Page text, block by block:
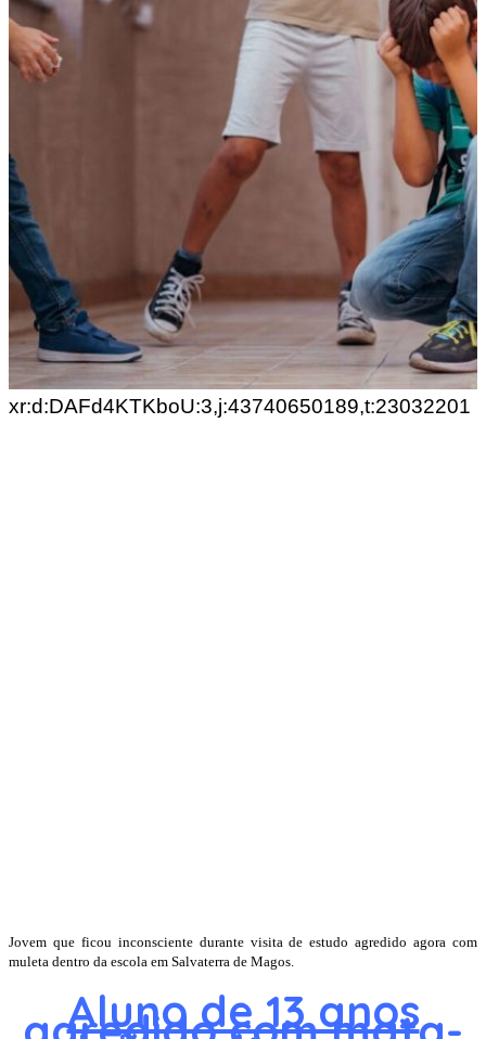
xr:d:DAFd4KTKboU:3,j:43740650189,t:23032201
Jovem que ficou inconsciente durante visita de estudo agredido agora com
muleta dentro da escola em Salvaterra de Magos.
Aluno de 13 anos